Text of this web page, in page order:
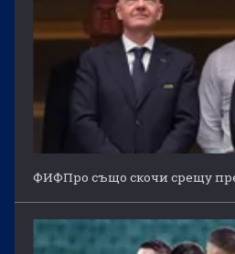
ФИФПро също скочи срещу